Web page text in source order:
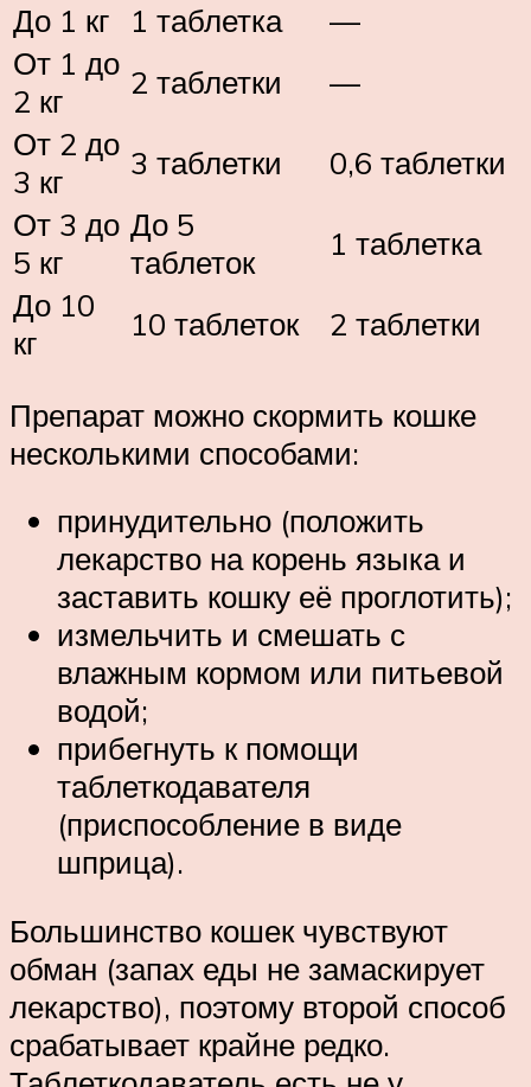
До 1 кг
1 таблетка
—
От 1 до
2 кг
2 таблетки
—
От 2 до
3 кг
3 таблетки
0,6 таблетки
От 3 до
5 кг
До 5
таблеток
1 таблетка
До 10
кг
10 таблеток 2 таблетки
Препарат можно скормить кошке
несколькими способами:
принудительно (положить
лекарство на корень языка и
заставить кошку её проглотить);
измельчить и смешать с
влажным кормом или питьевой
водой;
прибегнуть к помощи
таблеткодавателя
(приспособление в виде
шприца).
Большинство кошек чувствуют
обман (запах еды не замаскирует
лекарство), поэтому второй способ
срабатывает крайне редко.